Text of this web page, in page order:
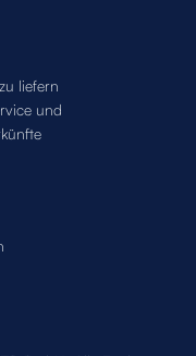
liefern
und